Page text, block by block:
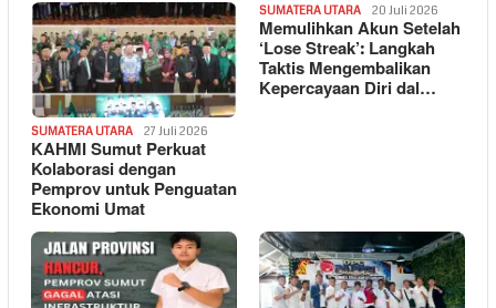
SUMATERA UTARA 27 Juli 2026
KAHMI Sumut Perkuat
Kolaborasi dengan
Pemprov untuk Penguatan
Ekonomi Umat
SUMATERA UTARA 20 Juli 2026
Memulihkan Akun Setelah
‘Lose Streak’: Langkah
Taktis Mengembalikan
Kepercayaan Diri dal…